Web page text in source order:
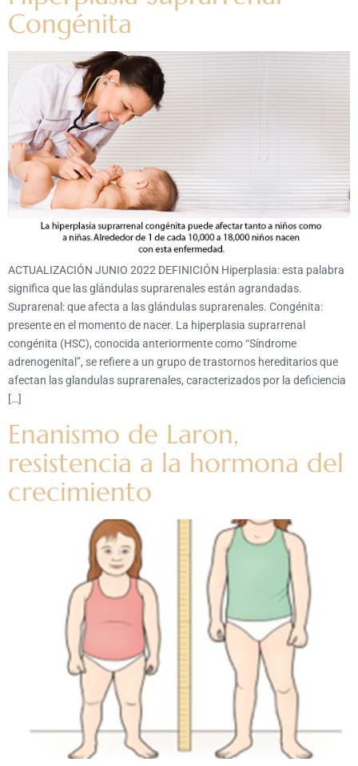
Congénita
ACTUALIZACIÓN JUNIO 2022 DEFINICIÓN Hiperplasia: esta palabra
significa que las glándulas suprarenales están agrandadas.
Suprarenal: que afecta a las glándulas suprarenales. Congénita:
presente en el momento de nacer. La hiperplasia suprarrenal
congénita (HSC), conocida anteriormente como “Síndrome
adrenogenital”, se refiere a un grupo de trastornos hereditarios que
afectan las glandulas suprarenales, caracterizados por la deficiencia
[…]
Enanismo de Laron,
resistencia a la hormona del
crecimiento